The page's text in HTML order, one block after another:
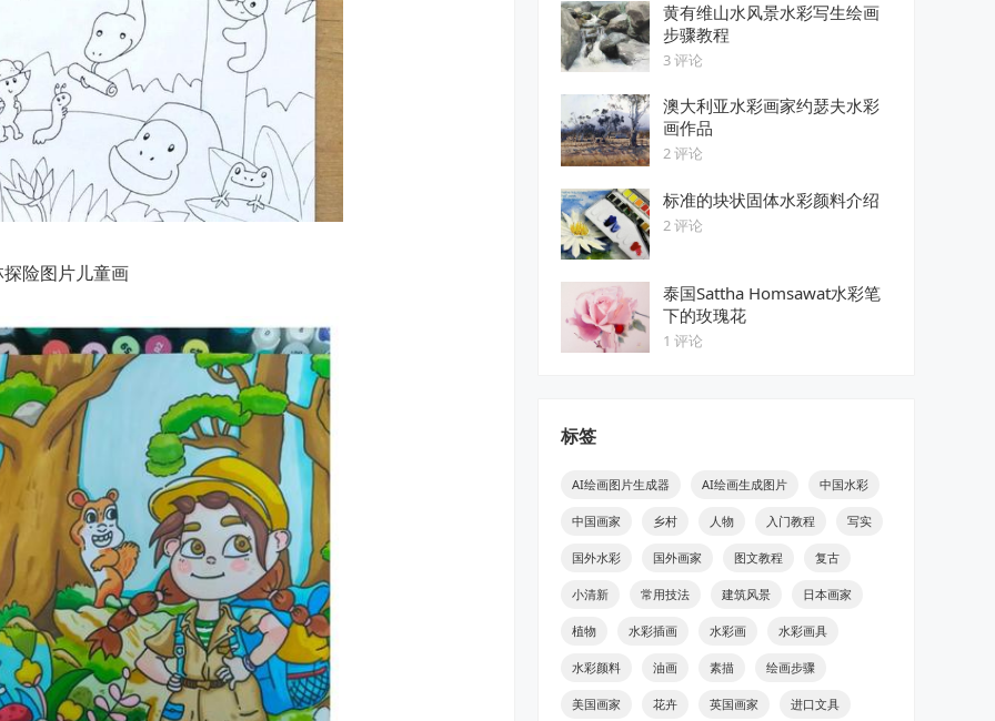
险图片儿童画
黄有维山水风景水彩写生绘画
步骤教程
3 评论
澳大利亚水彩画家约瑟夫水彩
画作品
2 评论
标准的块状固体水彩颜料介绍
2 评论
泰国Sattha Homsawat水彩笔
下的玫瑰花
1 评论
标签
AI绘画图片生成器 AI绘画生成图片 中国水彩
中国画家 乡村 人物 入门教程 写实
国外水彩 国外画家 图文教程 复古
小清新 常用技法 建筑风景 日本画家
植物 水彩插画 水彩画 水彩画具
水彩颜料 油画 素描 绘画步骤
美国画家 花卉 英国画家 进口文具